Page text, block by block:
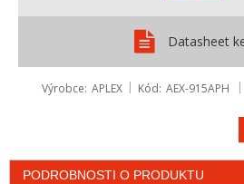
Datasheet
Výrobce APLEX Kód AEX-915APH
PODROBNOSTI O PRODUKTU